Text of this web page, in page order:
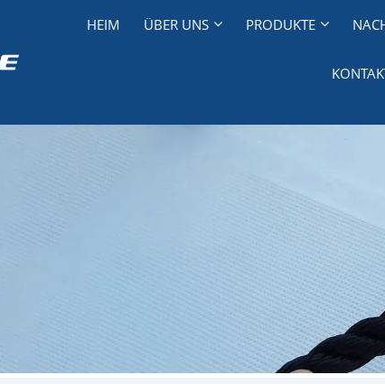
HEIM ÜBER UNS PRODUKTE